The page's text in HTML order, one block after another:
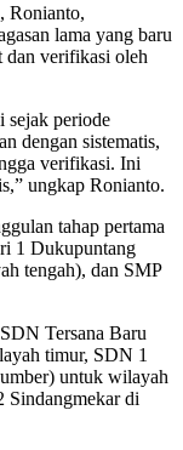
Ronianto,
lama yang baru
dan verifikasi oleh
sejak periode
dengan sistematis,
verifikasi. Ini
ungkap Ronianto.
tahap pertama
1 Dukupuntang
tengah), dan SMP
Tersana Baru
timur, SDN 1
untuk wilayah
Sindangmekar di